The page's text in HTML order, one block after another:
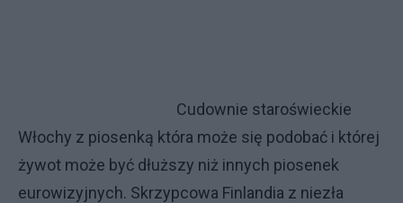
Cudownie staroświeckie
Włochy z piosenką która może się podobać i której
żywot może być dłuższy niż innych piosenek
eurowizyjnych. Skrzypcowa Finlandia z niezła